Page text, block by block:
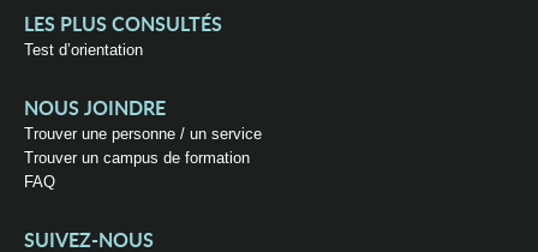
LES PLUS CONSULTÉS
Test d’orientation
NOUS JOINDRE
Trouver une personne / un service
Trouver un campus de formation
FAQ
SUIVEZ-NOUS